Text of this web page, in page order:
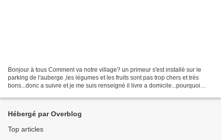
Bonjour à tous Comment va notre village? un primeur s'est installé sur le
parking de l'auberge ,les légumes et les fruits sont pas trop chers et trés
bons...donc a suivre et je me suis renseigné il livre a domicile...pourquoi
Hébergé par Overblog
Top articles